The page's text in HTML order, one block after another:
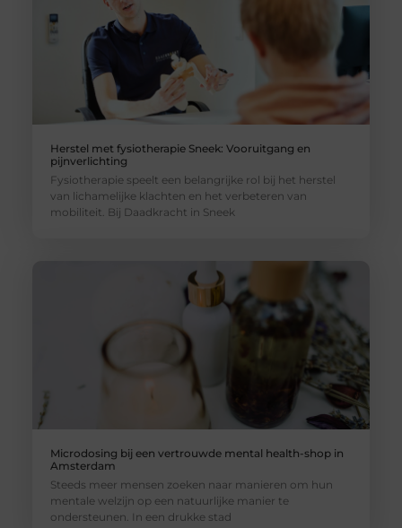
Herstel met fysiotherapie Sneek: Vooruitgang en
pijnverlichting
Fysiotherapie speelt een belangrijke rol bij het herstel
van lichamelijke klachten en het verbeteren van
mobiliteit. Bij Daadkracht in Sneek
Microdosing bij een vertrouwde mental health-shop in
Amsterdam
Steeds meer mensen zoeken naar manieren om hun
mentale welzijn op een natuurlijke manier te
ondersteunen. In een drukke stad